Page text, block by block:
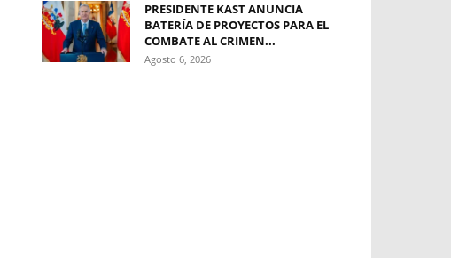
PRESIDENTE KAST ANUNCIA
BATERÍA DE PROYECTOS PARA EL
COMBATE AL CRIMEN...
Agosto 6, 2026